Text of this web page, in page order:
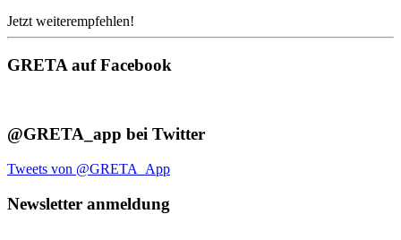
Jetzt weiterempfehlen!
GRETA auf Facebook
@GRETA_app bei Twitter
Tweets von @GRETA_App
Newsletter anmeldung